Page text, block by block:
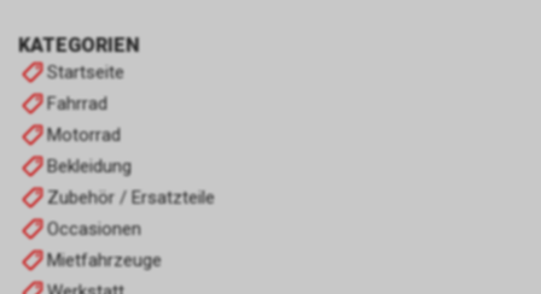
KATEGORIEN
Startseite
Fahrrad
Motorrad
Bekleidung
Zubehör / Ersatzteile
Occasionen
Mietfahrzeuge